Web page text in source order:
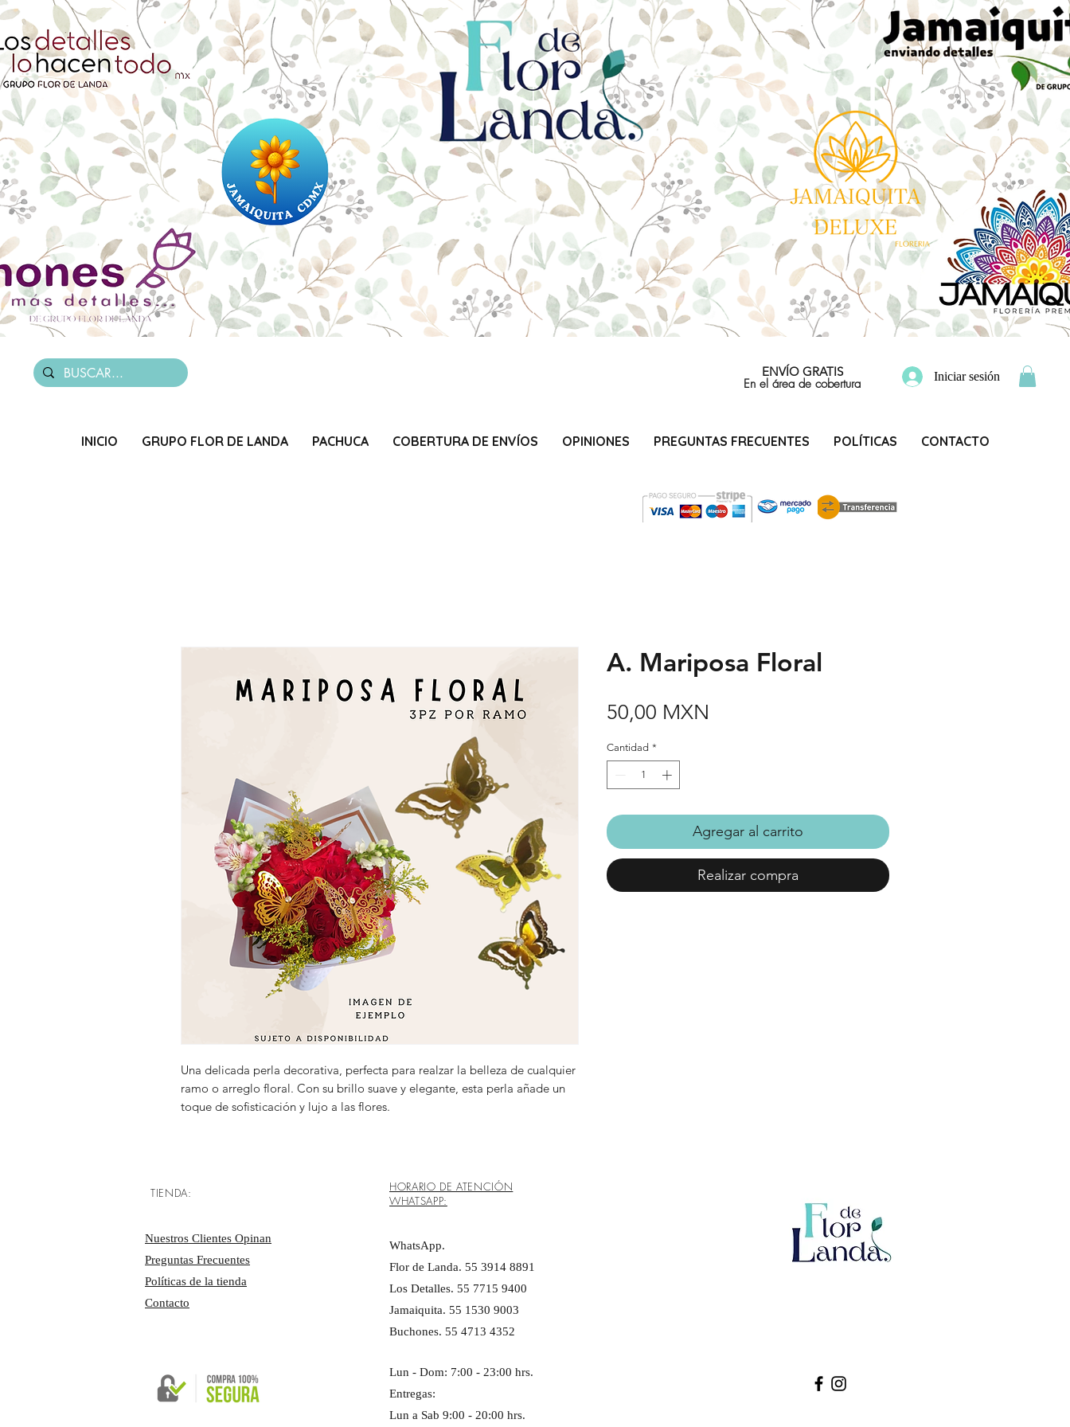
ENVÍO GRATIS
En el área de cobertura Iniciar sesión
INICIO GRUPO FLOR DE LANDA PACHUCA COBERTURA DE ENVÍOS OPINIONES PREGUNTAS FRECUENTES POLÍTICAS CONTACTO
Una delicada perla decorativa, perfecta para realzar la belleza de cualquier
ramo o arreglo floral. Con su brillo suave y elegante, esta perla añade un
toque de sofisticación y lujo a las flores.
A. Mariposa Floral
50,00 MXN
Cantidad *
Agregar al carrito
Realizar compra
TIENDA:
Nuestros Clientes Opinan
Preguntas Frecuentes
Políticas de la tienda
Contacto
HORARIO DE ATENCIÓN
WHATSAPP:
WhatsApp.
Flor de Landa. 55 3914 8891
Los Detalles. 55 7715 9400
Jamaiquita. 55 1530 9003
Buchones. 55 4713 4352
Lun - Dom: 7:00 - 23:00 hrs. ​​
Entregas:
Lun a Sab 9:00 - 20:00 hrs.